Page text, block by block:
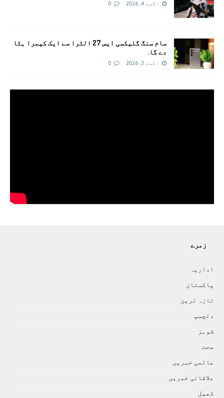
اگست 4, 2026 0
سام سنگ گلیکسی ایس 27 الٹرا سے ایک کیمرا ہٹا
دے گا.
اگست 3, 2026 0
زمرے
اداريہ
پاکستان
تازہ ترين
دلچسپ
شوبز
صحت
عالمی خبريں
علاقائی خبريں
کھيل